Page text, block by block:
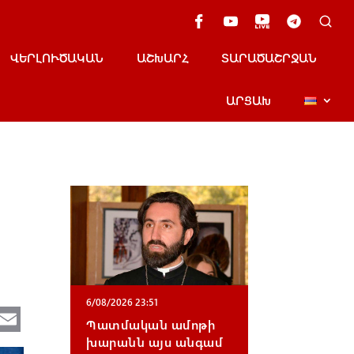
ՎԵՐԼՈՒԾԱԿԱՆ ԱՇԽԱՐՀ ՏԱՐԱԾԱՇՐՋԱՆ
ԱՐՑԱԽ
Te
m
6/08/2026 23:51
Պատմական ամոթի
խարանն այս անգամ